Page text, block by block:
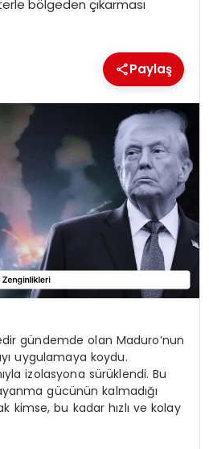
bölgeden çıkarması
Paylaş
gündemde olan Maduro’nun
uygulamaya koydu.
izolasyona sürüklendi. Bu
gücünün kalmadığı
kimse, bu kadar hızlı ve kolay